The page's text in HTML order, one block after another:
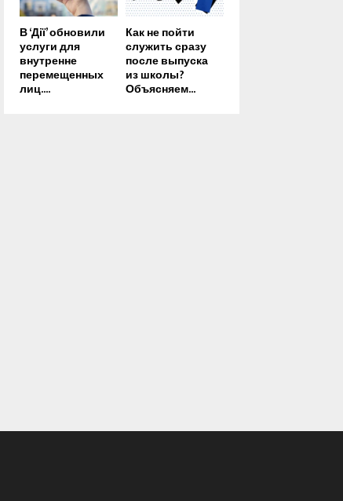
В ‘Дії’ обновили
услуги для
внутренне
перемещенных
лиц....
Как не пойти
служить сразу
после выпуска
из школы?
Объясняем...